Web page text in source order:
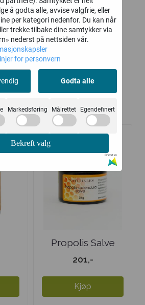
kjøpte også
Propolis Salve
201,-
Kjøp
å godta alle, avvise valgfrie, eller
per kategori nedenfor. Du kan når
trekke tilbake dine samtykker via
nederst på nettsiden vår.
for personvern
Godta alle
Markedsføring Målrettet Egendefinert
Bekreft valg
Drevet av